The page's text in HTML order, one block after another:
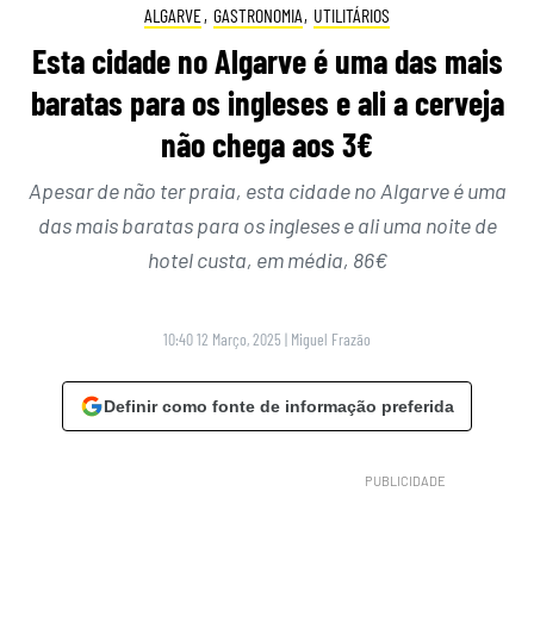
ALGARVE, GASTRONOMIA, UTILITÁRIOS
Esta cidade no Algarve é uma das mais
baratas para os ingleses e ali a cerveja
não chega aos 3€
Apesar de não ter praia, esta cidade no Algarve é uma
das mais baratas para os ingleses e ali uma noite de
hotel custa, em média, 86€
10:40 12 Março, 2025 | Miguel Frazão
Definir como fonte de informação preferida